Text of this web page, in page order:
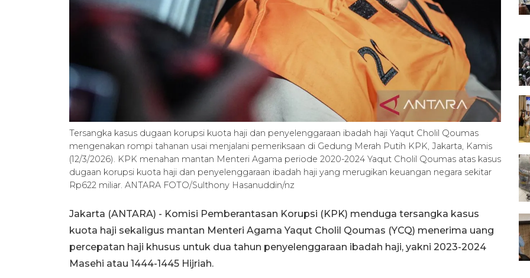
Tersangka kasus dugaan korupsi kuota haji dan penyelenggaraan ibadah haji Yaqut Cholil Qoumas
mengenakan rompi tahanan usai menjalani pemeriksaan di Gedung Merah Putih KPK, Jakarta, Kamis
(12/3/2026). KPK menahan mantan Menteri Agama periode 2020-2024 Yaqut Cholil Qoumas atas kasus
dugaan korupsi kuota haji dan penyelenggaraan ibadah haji yang merugikan keuangan negara sekitar
Rp622 miliar. ANTARA FOTO/Sulthony Hasanuddin/nz
Jakarta (ANTARA) - Komisi Pemberantasan Korupsi (KPK) menduga tersangka kasus
kuota haji sekaligus mantan Menteri Agama Yaqut Cholil Qoumas (YCQ) menerima uang
percepatan haji khusus untuk dua tahun penyelenggaraan ibadah haji, yakni 2023-2024
Masehi atau 1444-1445 Hijriah.